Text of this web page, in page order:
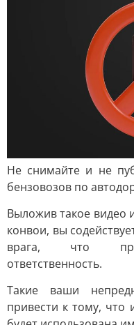
Не снимайте и не
бензовозов по
Выложив такое видео
конвои, вы
врага, что
ответственность.
Такие ваши
привести к тому, что